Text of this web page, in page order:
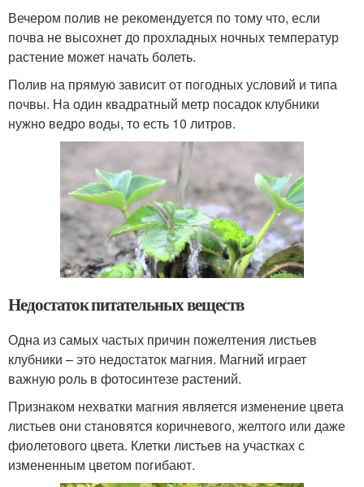
Вечером полив не рекомендуется по тому что, если
почва не высохнет до прохладных ночных температур
растение может начать болеть.
Полив на прямую зависит от погодных условий и типа
почвы. На один квадратный метр посадок клубники
нужно ведро воды, то есть 10 литров.
Недостаток питательных веществ
Одна из самых частых причин пожелтения листьев
клубники – это недостаток магния. Магний играет
важную роль в фотосинтезе растений.
Признаком нехватки магния является изменение цвета
листьев они становятся коричневого, желтого или даже
фиолетового цвета. Клетки листьев на участках с
измененным цветом погибают.